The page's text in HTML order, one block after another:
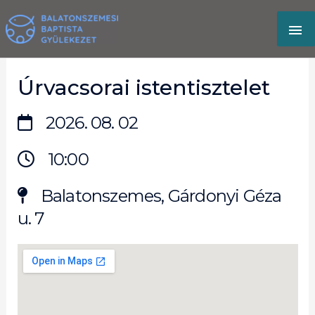
to
content
Úrvacsorai istentisztelet
2026. 08. 02
10:00
Balatonszemes, Gárdonyi Géza
u. 7